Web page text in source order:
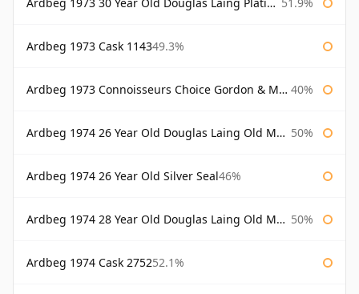
Ardbeg 1973 Cask 114349.3%
Ardbeg 1973 Connoisseurs Choice Gordon & Macphail 40%
Ardbeg 1974 26 Year Old Douglas Laing Old Malt Cask 50%
Ardbeg 1974 26 Year Old Silver Seal46%
Ardbeg 1974 28 Year Old Douglas Laing Old Malt Cask 50%
Ardbeg 1974 Cask 275252.1%